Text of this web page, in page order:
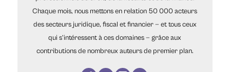
Chaque mois, nous mettons en relation 50 000 acteurs
des secteurs juridique, fiscal et financier — et tous ceux
qui s’intéressent à ces domaines — grâce aux
contributions de nombreux auteurs de premier plan.